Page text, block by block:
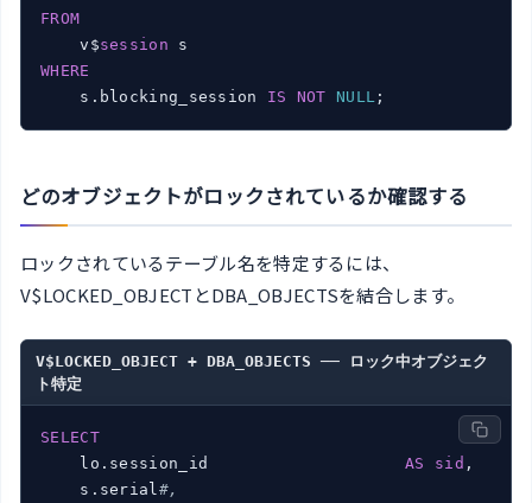
FROM
    v$
session
WHERE
    s.blocking_session
IS NOT NULL
どのオブジェクトがロックされているか確認する
ロックされているテーブル名を特定するには、
V$LOCKED_OBJECTとDBA_OBJECTSを結合します。
V$LOCKED_OBJECT + DBA_OBJECTS ── ロック中オブジェク
ト特定
SELECT
    lo.session_id
AS sid ,
    s.serial
#,